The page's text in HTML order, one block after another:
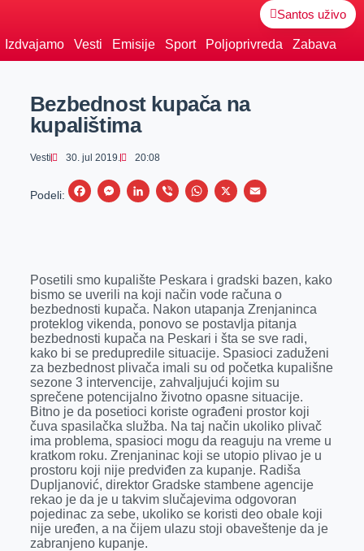
Santos uživo
Izdvajamo Vesti Emisije Sport Poljoprivreda Zabava
Bezbednost kupača na
kupalištima
Vesti 30. jul 2019. 20:08
Podeli:
F
b
o
o
k
M
e
n
g
e
r
L
e
d
I
n
V
r
W
s
A
p
p
X
E
l
Posetili smo kupalište Peskara i gradski bazen, kako
bismo se uverili na koji način vode računa o
bezbednosti kupača. Nakon utapanja Zrenjaninca
proteklog vikenda, ponovo se postavlja pitanja
bezbednosti kupača na Peskari i šta se sve radi,
kako bi se predupredile situacije. Spasioci zaduženi
za bezbednost plivača imali su od početka kupališne
sezone 3 intervencije, zahvaljujući kojim su
sprečene potencijalno životno opasne situacije.
Bitno je da posetioci koriste ograđeni prostor koji
čuva spasilačka služba. Na taj način ukoliko plivač
ima problema, spasioci mogu da reaguju na vreme u
kratkom roku. Zrenjaninac koji se utopio plivao je u
prostoru koji nije predviđen za kupanje. Radiša
Dupljanović, direktor Gradske stambene agencije
rekao je da je u takvim slučajevima odgovoran
pojedinac za sebe, ukoliko se koristi deo obale koji
nije uređen, a na čijem ulazu stoji obaveštenje da je
zabranjeno kupanje.